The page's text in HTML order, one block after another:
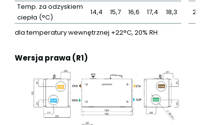
Temp. za odzyskiem
ciepła (°C)
14,4 15,7 16,6 17,4 18,3 22,5
dla temperatury wewnętrznej +22°C, 20% RH
Wersja prawa (R1)